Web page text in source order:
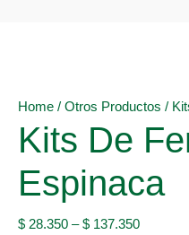
Home / Otros Productos /
Kits De
Espinaca
$ 28.350 –$ 137.350